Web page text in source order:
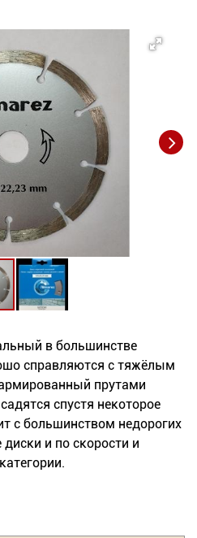
в большинстве
справляются с тяжёлым
прутами
спустя некоторое
с большинством недорогих
и по скорости и